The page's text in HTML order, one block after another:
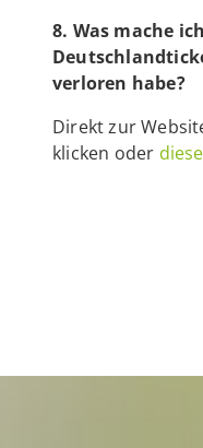
8. Was mache
verloren habe?
Direkt zur
klicken oder